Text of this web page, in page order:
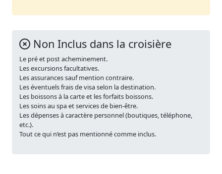
Non Inclus dans la croisière
Le pré et post acheminement.
Les excursions facultatives.
Les assurances sauf mention contraire.
Les éventuels frais de visa selon la destination.
Les boissons à la carte et les forfaits boissons.
Les soins au spa et services de bien-être.
Les dépenses à caractère personnel (boutiques, téléphone,
etc.).
Tout ce qui n’est pas mentionné comme inclus.